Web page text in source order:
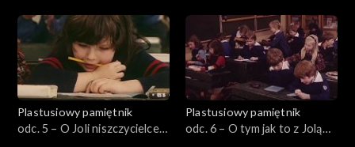
Plastusiowy pamiętnik
odc. 5 – O Joli niszczycielce
Plastusiowy pamiętnik
odc. 6 – O tym jak to z Jolą